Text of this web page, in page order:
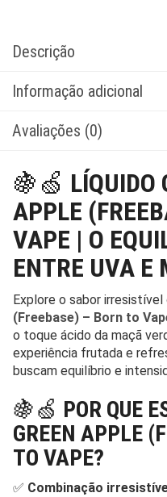
Descrição
Informação adicional
Avaliações (0)
🍇🍏 LÍQUIDO
APPLE
VAPE | O
ENTRE UVA E
Explore o sabor irresistível
(Freebase) – Born to
o toque ácido da maçã
experiência frutada e
buscam equilíbrio e
🍇🍏 POR QUE
GREEN APPLE
TO VAPE?
✅ Combinação